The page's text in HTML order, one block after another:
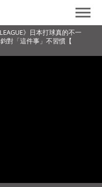
》日本打球真的不一
對「這件事」不習慣【